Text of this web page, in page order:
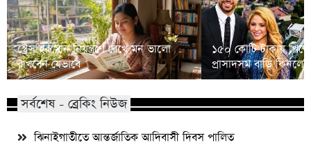
স্ট্রেস হরমোন নিয়ন্ত্রণে রেখে মন ভালো
রাখবেন যেভাবে
১৫০ কোটি টাকায়
প্রাসাদসম বাড়ি
সর্বশেষ - ব্রেকিং নিউজ
ঝিনাইগাতীতে আন্তর্জাতিক আদিবাসী দিবস পালিত